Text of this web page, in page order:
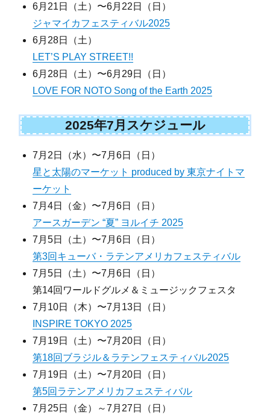
6月21日（土）〜6月22日（日）
ジャマイカフェスティバル2025
6月28日（土）
LET’S PLAY STREET!!
6月28日（土）〜6月29日（日）
LOVE FOR NOTO Song of the Earth 2025
2025年7月スケジュール
7月2日（水）〜7月6日（日）
星と太陽のマーケット produced by 東京ナイトマ
ーケット
7月4日（金）〜7月6日（日）
アースガーデン “夏” ヨルイチ 2025
7月5日（土）〜7月6日（日）
第3回キューバ・ラテンアメリカフェスティバル
7月5日（土）〜7月6日（日）
第14回ワールドグルメ＆ミュージックフェスタ
7月10日（木）〜7月13日（日）
INSPIRE TOKYO 2025
7月19日（土）〜7月20日（日）
第18回ブラジル＆ラテンフェスティバル2025
7月19日（土）〜7月20日（日）
第5回ラテンアメリカフェスティバル
7月25日（金）～7月27日（日）